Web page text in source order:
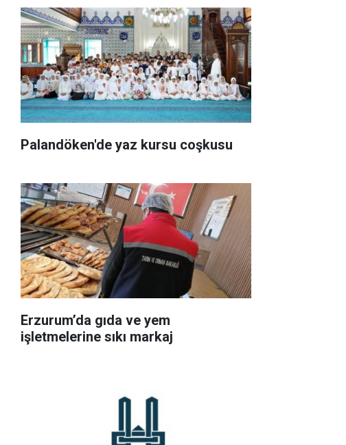
Palandöken'de yaz kursu coşkusu
Erzurum’da gıda ve yem
işletmelerine sıkı markaj